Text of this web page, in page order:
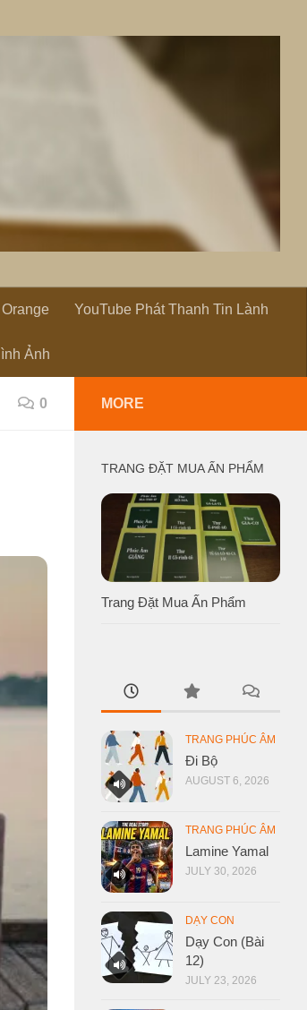
YouTube Phát Thanh Tin Lành
Ảnh
0 MORE
TRANG ĐẶT MUA ẤN PHẨM
Trang Đặt Mua Ấn Phẩm
TRANG PHÚC ÂM
Đi Bộ
AUGUST 6, 2026
TRANG PHÚC ÂM
Lamine Yamal
JULY 30, 2026
DẠY CON
Dạy Con (Bài
12)
JULY 23, 2026